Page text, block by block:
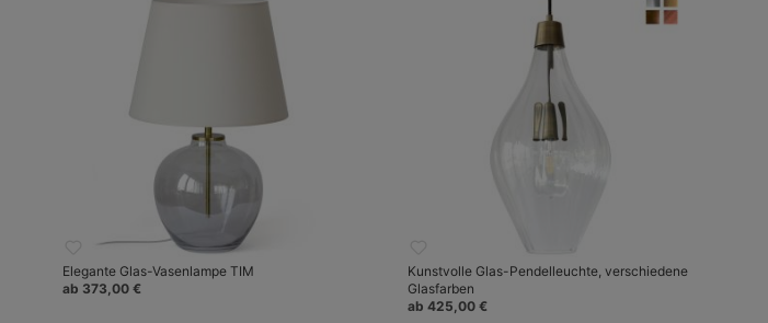
Elegante Glas-Vasenlampe TIM
ab 373,00 €
Kunstvolle Glas-Pendelleuchte, verschiedene
Glasfarben
ab 425,00 €